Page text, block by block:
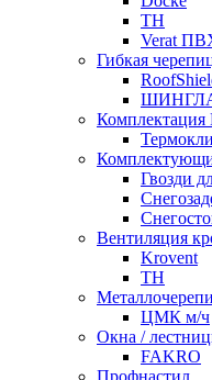
ТН
Verat
Гибкая
Гвозди
Вентиляция
Krovent
ТН
ЦМК м/ч
Окна /
FAKRO
Профнастил